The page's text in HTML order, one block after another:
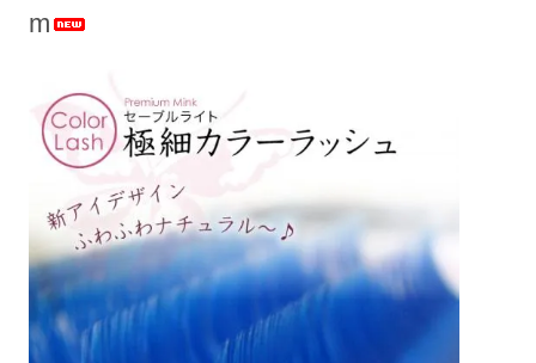
m